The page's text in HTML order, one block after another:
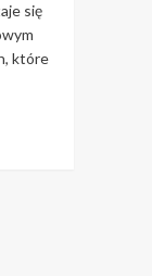
się
które